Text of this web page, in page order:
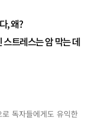
, 왜?
트레스는 암 막는 데
독자들에게도 유익한